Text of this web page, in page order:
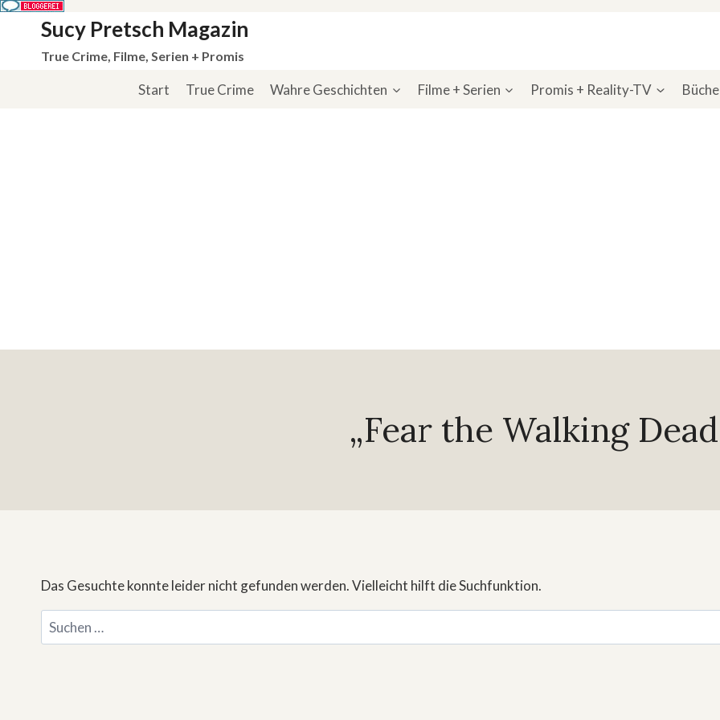
springen
Sucy Pretsch Magazin
True Crime, Filme, Serien + Promis
Start True Crime Wahre Geschichten Filme + Serien Promis + Reality-TV
„Fear the Walking
Das Gesuchte konnte leider nicht gefunden werden. Vielleicht hilft die Suchfunktion.
Suchen
nach: